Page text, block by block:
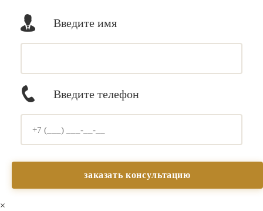
Введите имя
Введите телефон
×